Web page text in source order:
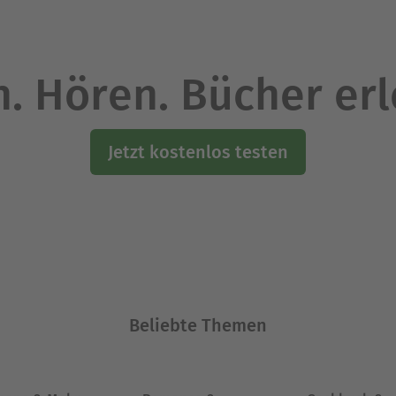
Hören. Bücher
Jetzt kostenlos testen
Beliebte Themen